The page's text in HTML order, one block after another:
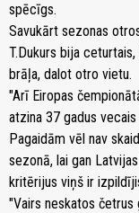
spēcīgs.
Savukārt sezonas
T.Dukurs bija
brāļa, dalot otro vietu.
"Arī Eiropas
atzina 37 gadus
Pagaidām vēl nav
sezonā, lai gan
kritērijus viņš ir
"Vairs neskatos četrus